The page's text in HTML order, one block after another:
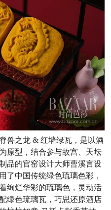
兽之龙 & 红墙绿瓦，是以酒
原型，结合参与故宫、天坛
品的官窑设计大师曹溪言设
了中国传统绿色琉璃色彩，
绚烂华彩的琉璃色，灵动活
绿色琉璃瓦，巧思还原酒店